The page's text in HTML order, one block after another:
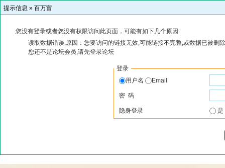
提示信息 » 百万富
您没有登录或者您没有权限访问此页面，可能有如下几个原因:
读取数据错误,原因：您要访问的链接无效,可能链接不完整,或数据已被删
您还不是论坛会员,请先登录论坛
登录
用户名
Email
密 码
隐身登录